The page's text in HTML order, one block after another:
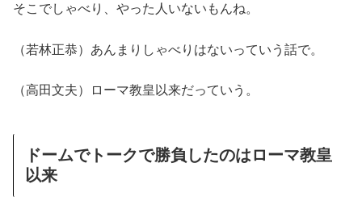
そこでしゃべり、やった人いないもんね。
（若林正恭）あんまりしゃべりはないっていう話で。
（高田文夫）ローマ教皇以来だっていう。
ドームでトークで勝負したのはローマ教皇
以来